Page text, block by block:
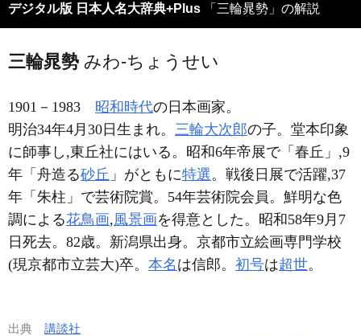
デジタル版 日本人名大辞典+Plus 「三輪晁勢」の解説
三輪晁勢 みわ-ちょうせい
1901－1983 昭和時代の日本画家。
明治34年4月30日生まれ。 三輪大次郎の子。堂本印象
に師事し,東丘社にはいる。昭和6年帝展で「春丘」,9
年「舟造る砂丘 」がともに特選 。戦後日展で活躍,37
年「朱柱」で芸術院賞。54年芸術院会員。鮮明な色
調による花鳥画, 風景画を得意とした。昭和58年9月7
日死去。82歳。新潟県出身。京都市立絵画専門学校
(現京都市立芸大)卒。 本名 は信郎。 初号は超世。
出典 講談社